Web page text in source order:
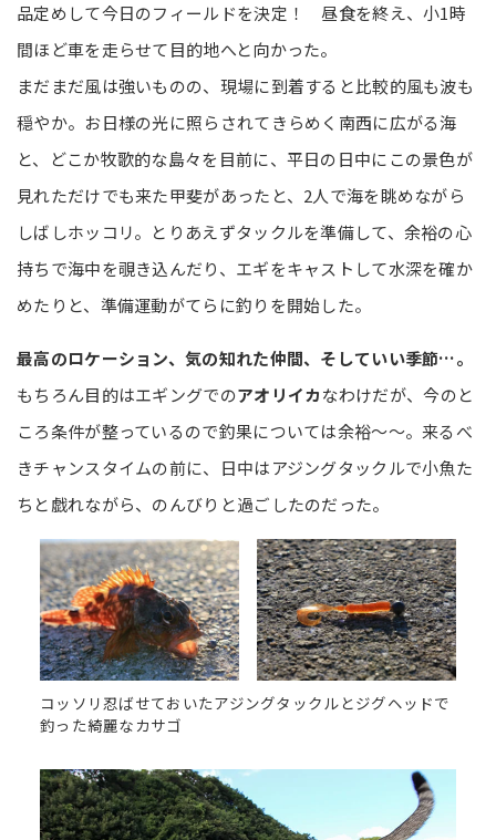
品定めして今日のフィールドを決定！ 昼食を終え、小1時
間ほど車を走らせて目的地へと向かった。
まだまだ風は強いものの、現場に到着すると比較的風も波も
穏やか。お日様の光に照らされてきらめく南西に広がる海
と、どこか牧歌的な島々を目前に、平日の日中にこの景色が
見れただけでも来た甲斐があったと、2人で海を眺めながら
しばしホッコリ。とりあえずタックルを準備して、余裕の心
持ちで海中を覗き込んだり、エギをキャストして水深を確か
めたりと、準備運動がてらに釣りを開始した。
最高のロケーション、気の知れた仲間、そしていい季節…。
もちろん目的はエギングでのアオリイカなわけだが、今のと
ころ条件が整っているので釣果については余裕～～。来るべ
きチャンスタイムの前に、日中はアジングタックルで小魚た
ちと戯れながら、のんびりと過ごしたのだった。
コッソリ忍ばせておいたアジングタックルとジグヘッドで
釣った綺麗なカサゴ